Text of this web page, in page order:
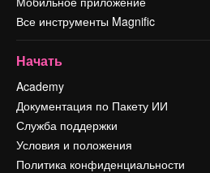
Все инструменты Magnific
Начать
Academy
Документация по Пакету ИИ
Служба поддержки
Условия и положения
Политика конфиденциальности